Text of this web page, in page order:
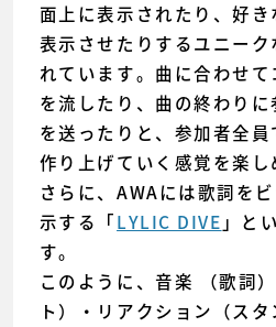
面上に表示されたり、好
表示させたりするユニー
れています。曲に合わせて
を流したり、曲の終わり
を送ったりと、参加者全
作り上げていく感覚を楽し
さらに、AWAには歌詞を
示する「LYLIC DIVE 」と
す。
このように、音楽 （歌詞
ト）・リアクション（ス